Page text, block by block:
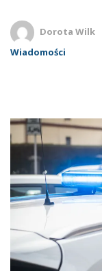
Dorota Wilk
Wiadomości